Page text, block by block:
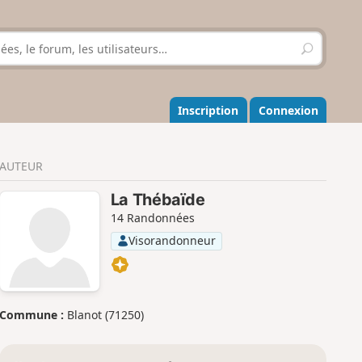
R
e
h
e
r
r
Inscription Connexion
AUTEUR
La Thébaïde
14 Randonnées
Visorandonneur
Commune : Blanot (71250)